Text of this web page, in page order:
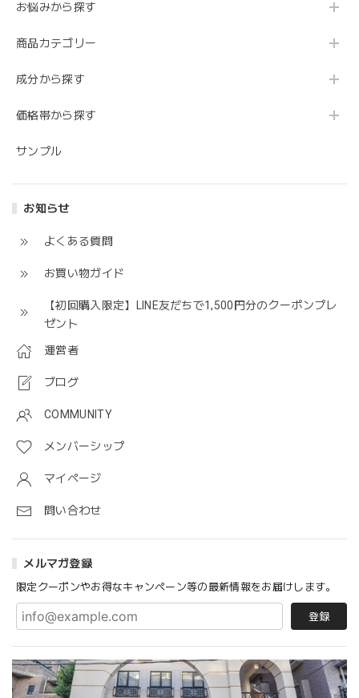
お悩みから探す
商品カテゴリー
成分から探す
価格帯から探す
サンプル
お知らせ
よくある質問
お買い物ガイド
【初回購入限定】LINE友だちで1,500円分のクーポンプレ
ゼント
運営者
ブログ
COMMUNITY
メンバーシップ
マイページ
問い合わせ
メルマガ登録
限定クーポンやお得なキャンペーン等の最新情報をお届けします。
登録